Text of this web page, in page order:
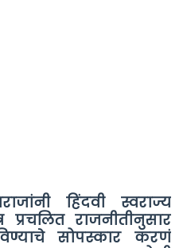
हिंदवी स्वराज्य
राजनीतीनुसार
सोपस्कार करणं